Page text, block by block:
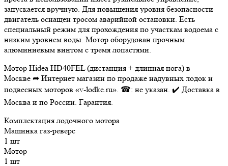
запускается вручную. Для повышения уровня безопасности
двигатель оснащен тросом аварийной остановки. Есть
специальный режим для прохождения по участкам водоема с
низким уровнем воды. Мотор оборудован прочным
алюминиевым винтом с тремя лопастями.
Мотор Hidea HD40FEL (дистанция + длинная нога) в
Москве ➦ Интернет магазин по продаже надувных лодок и
подвесных моторов «v-lodke.ru». ☎: не указан. ✔️ Доставка в
Москва и по России. Гарантия.
Комплектация лодочного мотора
Машинка газ-реверс
1 шт
Мотор
1 шт